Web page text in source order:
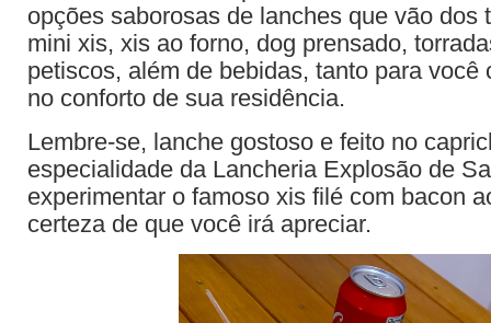
opções saborosas de lanches que vão dos
mini xis, xis ao forno, dog prensado,
petiscos, além de bebidas, tanto para você
no conforto de sua residência.
Lembre-se, lanche gostoso e feito no
especialidade da Lancheria Explosão de
experimentar o famoso xis filé com bacon
certeza de que você irá apreciar.